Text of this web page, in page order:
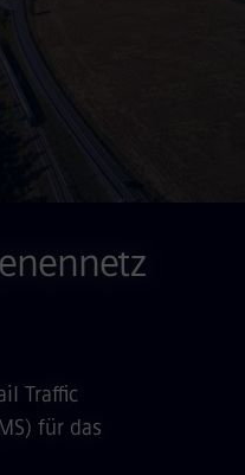
Traffic
für das